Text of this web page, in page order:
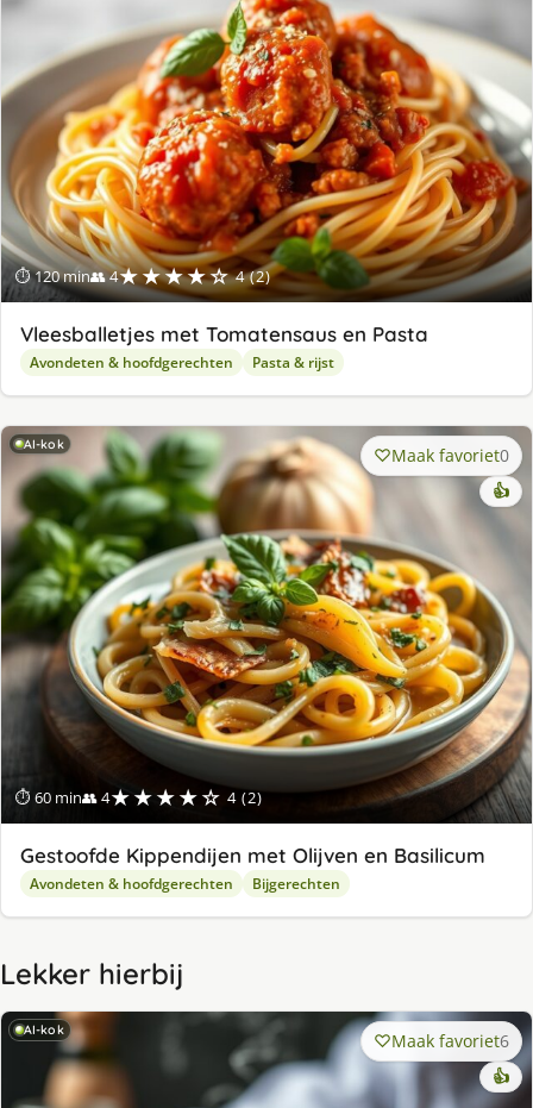
⏱ 120 min👥 4★★★★☆ 4 (2)
Vleesballetjes met Tomatensaus en Pasta
Avondeten & hoofdgerechten Pasta & rijst
AI-kok
⏱ 60 min👥 4★★★★☆ 4 (2)
Maak favoriet0
👍
Gestoofde Kippendijen met Olijven en Basilicum
Avondeten & hoofdgerechten Bijgerechten
Lekker hierbij
AI-kok Maak favoriet6
👍